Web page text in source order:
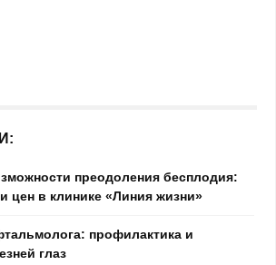
преодоления бесплодия:
цен в клинике «Линия жизни»
профилактика и
глаз